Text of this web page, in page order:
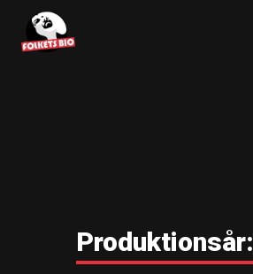
Produktionsår: